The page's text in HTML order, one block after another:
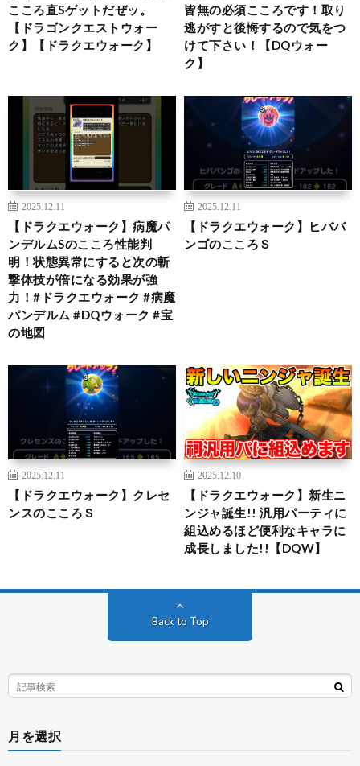
こころ直Sゲットだぜッ。
【ドラゴンクエストウォー
ク】【ドラクエウォーク】
皆無の必須こころです！取り
逃がすと後悔するので気をつ
けて下さい！【DQウォー
ク】
2025.12.11
【ドラクエウォーク】病魔パ
ンデルムSのこころ性能判
明！状態異常にすると次の斬
撃体技が倍になる効果が強
力！#ドラクエウォーク #病魔
パンデルム #DQウォーク #宝
の地図
2025.12.11
【ドラクエウォーク】ヒババ
ンゴのこころＳ
2025.12.11
【ドラクエウォーク】クレセ
ンスのこころＳ
2025.12.10
【ドラクエウォーク】新生ニ
ンジャ誕生!! 汎用パーティに
組込めるほど便利なキャラに
成長しました!!【DQW】
Back to Top
月を選択